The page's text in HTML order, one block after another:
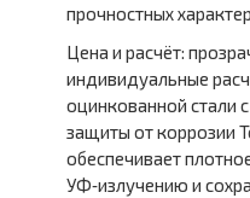
прочностных
Цена и расчёт:
индивидуальные
оцинкованной стали
защиты от коррозии
обеспечивает
УФ‑излучению и